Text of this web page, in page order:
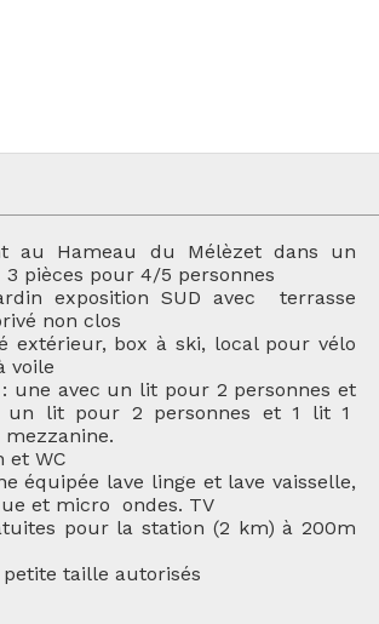
au Hameau du Mélèzet dans un
pièces pour 4/5 personnes
exposition SUD avec terrasse
non clos
extérieur, box à ski, local pour vélo
voile
une avec un lit pour 2 personnes et
un lit pour 2 personnes et 1 lit 1
mezzanine.
et WC
équipée lave linge et lave vaisselle,
et micro ondes. TV
pour la station (2 km) à 200m
taille autorisés